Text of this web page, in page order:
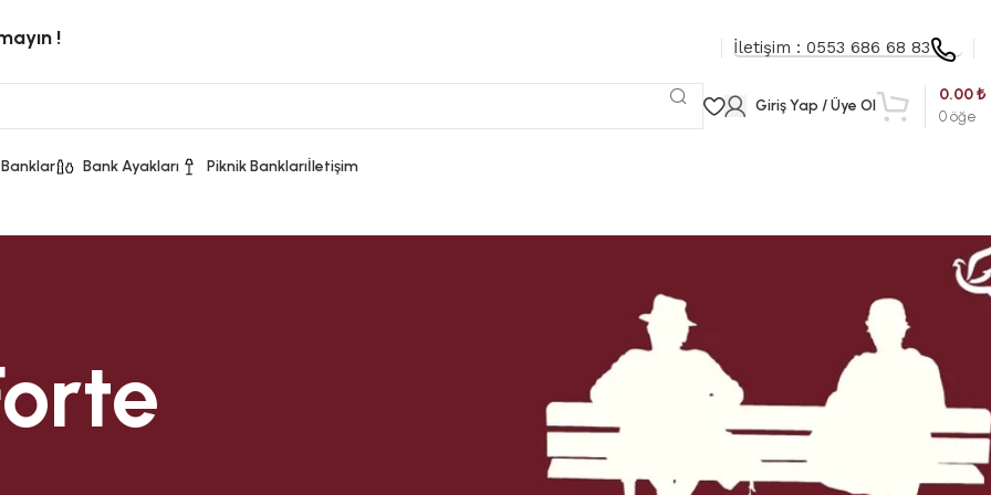
! İletişim : 0553 686 68 83
Giriş Yap / Üye Ol
0 öğe
0.00₺
Bank Ayakları Piknik Banklarıİletişim